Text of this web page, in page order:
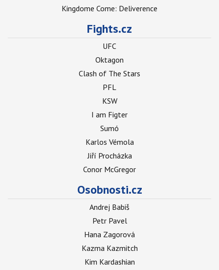
Kingdome Come: Deliverence
Fights.cz
UFC
Oktagon
Clash of The Stars
PFL
KSW
I am Figter
Sumó
Karlos Vémola
Jiří Procházka
Conor McGregor
Osobnosti.cz
Andrej Babiš
Petr Pavel
Hana Zagorová
Kazma Kazmitch
Kim Kardashian